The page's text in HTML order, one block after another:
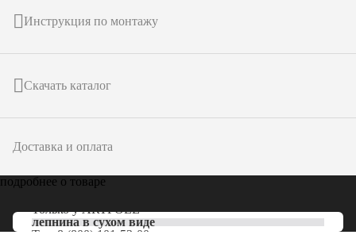
Инструкция по монтажу
Скачать каталог
Доставка и оплата
подробнее о товаре
Только уARTPOLE
лепнина в сухом виде
Тел: 8 (800) 101-53-00